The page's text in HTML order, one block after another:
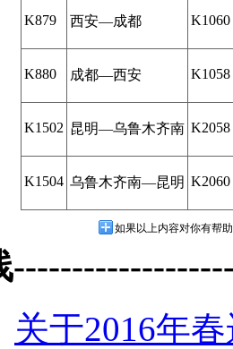
K879 西安—成都 K1060
K880 成都—西安 K1058
K1502 昆明—乌鲁木齐南 K2058
K1504 乌鲁木齐南—昆明 K2060
如果以上内容对你有帮
关于2016年